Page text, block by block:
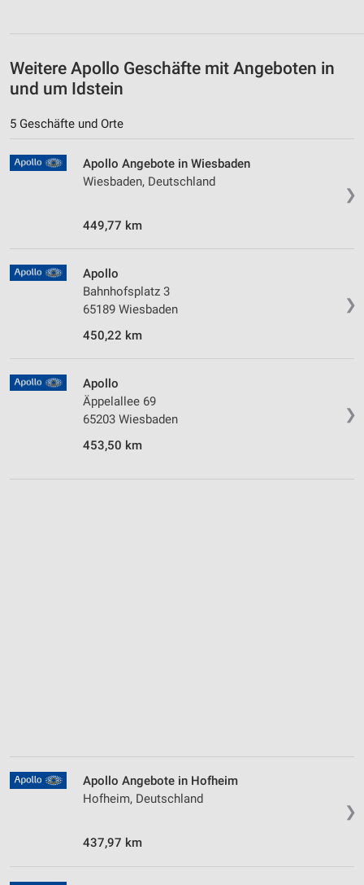
Weitere Apollo Geschäfte mit Angeboten in
und um Idstein
5 Geschäfte und Orte
❯
Apollo Angebote in Wiesbaden
Wiesbaden, Deutschland
449,77 km
❯
Apollo
Bahnhofsplatz 3
65189 Wiesbaden
450,22 km
❯
Apollo
Äppelallee 69
65203 Wiesbaden
453,50 km
❯
Apollo Angebote in Hofheim
Hofheim, Deutschland
437,97 km